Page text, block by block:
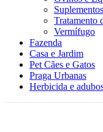
Suplementos
Tratamento
Vermífugo
Fazenda
Casa e Jardim
Pet Cães e Gatos
Praga Urbanas
Herbicida e